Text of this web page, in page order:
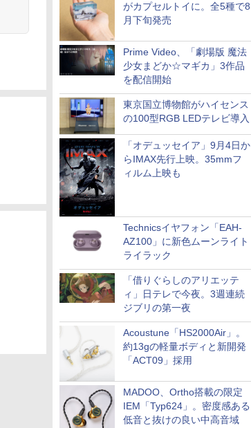
がカプセルトイに。全5種で8
月下旬発売
Prime Video、「劇場版 魔法
少女まどか☆マギカ」3作品
を配信開始
東京国立博物館がハイセンス
の100型RGB LEDテレビ導入
「オデュッセイア」9月4日か
らIMAX先行上映。35mmフ
ィルム上映も
Technicsイヤフォン「EAH-
AZ100」に新色ムーンライト
ライラック
「借りぐらしのアリエッテ
ィ」日テレで今夜。3週連続
ジブリの第一夜
Acoustune「HS2000Air」。
約13gの軽量ボディと新開発
「ACT09」採用
MADOO、Ortho搭載の限定
IEM「Typ624」。密度感ある
低音と抜けの良い中高音域